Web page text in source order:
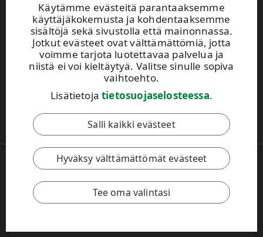
Käytämme evästeitä parantaaksemme
käyttäjäkokemusta ja kohdentaaksemme
sisältöjä sekä sivustolla että mainonnassa.
Jotkut evästeet ovat välttämättömiä, jotta
voimme tarjota luotettavaa palvelua ja
niistä ei voi kieltäytyä. Valitse sinulle sopiva
vaihtoehto.
Lisätietojatietosuojaselosteessa.
Salli kaikki evästeet
Hyväksy välttämättömät evästeet
Tee oma valintasi
0204 16 121
etunimi.sukunimi@upm.com
Metsäasiakasvastaavien yhteystiedot
Metsäpalvelutoimistojen yhteystiedot
Jätä yhteydenottopyyntö
Ilmoita muuttuneista yhteystiedoista
Tietosuoja
käyttöehdot .
Copyright © 2026 UPM. Kaikki oikeudet pidätetään.
Evästeasetukset